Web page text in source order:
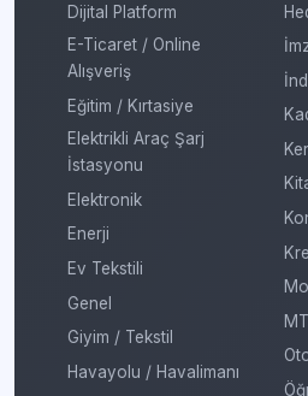
Dijital Platform
E-Ticaret / Online
Alışveriş
Eğitim / Kırtasiye
Elektrikli Araç Şarj
İstasyonu
Elektronik
Enerji
Ev Tekstili
Genel
Giyim / Tekstil
Havayolu / Havalimanı